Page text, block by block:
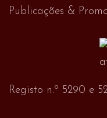
Publicações &
Registo n.º 5290 e